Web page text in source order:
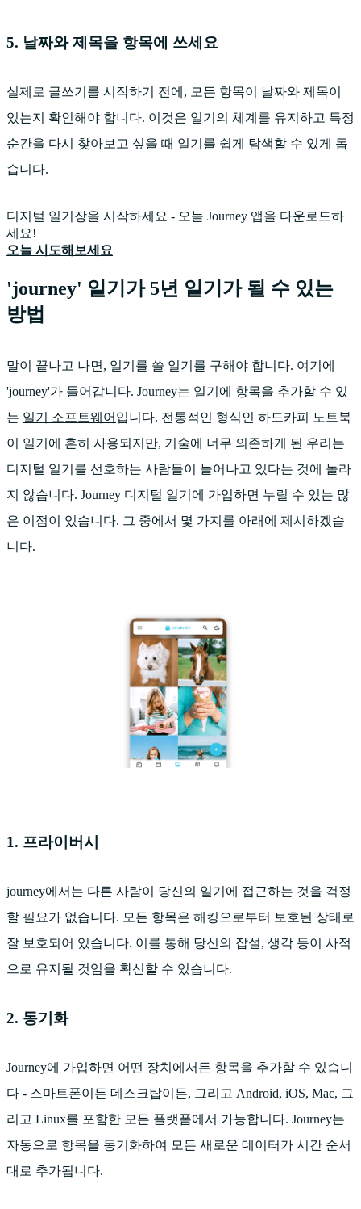
5. 날짜와 제목을 항목에 쓰세요
실제로 글쓰기를 시작하기 전에, 모든 항목이 날짜와 제목이
있는지 확인해야 합니다. 이것은 일기의 체계를 유지하고 특정
순간을 다시 찾아보고 싶을 때 일기를 쉽게 탐색할 수 있게 돕
습니다.
디지털 일기장을 시작하세요 - 오늘 Journey 앱을 다운로드하
세요!
오늘 시도해보세요
'journey' 일기가 5년 일기가 될 수 있는
방법
말이 끝나고 나면, 일기를 쓸 일기를 구해야 합니다. 여기에
'journey'가 들어갑니다. Journey는 일기에 항목을 추가할 수 있
는 일기 소프트웨어 입니다. 전통적인 형식인 하드카피 노트북
이 일기에 흔히 사용되지만, 기술에 너무 의존하게 된 우리는
디지털 일기를 선호하는 사람들이 늘어나고 있다는 것에 놀라
지 않습니다. Journey 디지털 일기에 가입하면 누릴 수 있는 많
은 이점이 있습니다. 그 중에서 몇 가지를 아래에 제시하겠습
니다.
1. 프라이버시
journey에서는 다른 사람이 당신의 일기에 접근하는 것을 걱정
할 필요가 없습니다. 모든 항목은 해킹으로부터 보호된 상태로
잘 보호되어 있습니다. 이를 통해 당신의 잡설, 생각 등이 사적
으로 유지될 것임을 확신할 수 있습니다.
2. 동기화
Journey에 가입하면 어떤 장치에서든 항목을 추가할 수 있습니
다 - 스마트폰이든 데스크탑이든, 그리고 Android, iOS, Mac, 그
리고 Linux를 포함한 모든 플랫폼에서 가능합니다. Journey는
자동으로 항목을 동기화하여 모든 새로운 데이터가 시간 순서
대로 추가됩니다.